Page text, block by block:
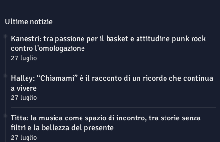
Ultime notizie
Kanestri: tra passione per il basket e attitudine punk rock
contro l'omologazione
27 luglio
Halley: “Chiamami” è il racconto di un ricordo che continua
a vivere
27 luglio
Titta: la musica come spazio di incontro, tra storie senza
filtri e la bellezza del presente
27 luglio